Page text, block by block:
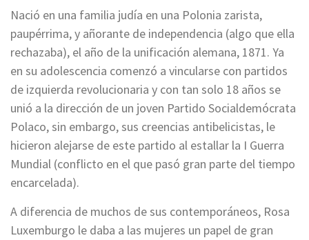
Nació en una familia judía en una Polonia zarista,
paupérrima, y añorante de independencia (algo que ella
rechazaba), el año de la unificación alemana, 1871. Ya
en su adolescencia comenzó a vincularse con partidos
de izquierda revolucionaria y con tan solo 18 años se
unió a la dirección de un joven Partido Socialdemócrata
Polaco, sin embargo, sus creencias antibelicistas, le
hicieron alejarse de este partido al estallar la I Guerra
Mundial (conflicto en el que pasó gran parte del tiempo
encarcelada).
A diferencia de muchos de sus contemporáneos, Rosa
Luxemburgo le daba a las mujeres un papel de gran